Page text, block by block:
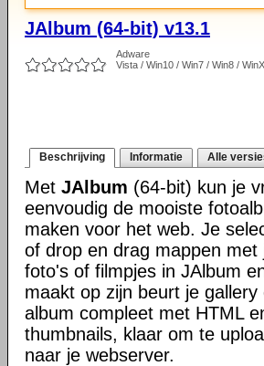
JAlbum (64-bit) v13.1
Adware
Vista / Win10 / Win7 / Win8 /
Beschrijving Informatie Alle
Met JAlbum (64-bit) kun je
eenvoudig de mooiste
maken voor het web. Je
of drop en drag mappen met
foto's of filmpjes in JAlbum
maakt op zijn beurt je gallery
album compleet met HTML
thumbnails, klaar om te
naar je webserver.